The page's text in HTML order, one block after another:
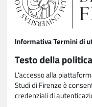
Informativa Termini di
Testo della politica
L'accesso alla
Studi di Firenze è
credenziali di